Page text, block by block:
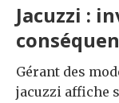
Jacuzzi :
Gérant des
jacuzzi affiche